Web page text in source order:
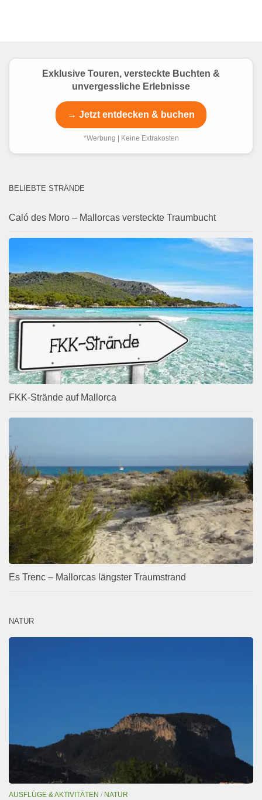
Exklusive Touren, versteckte Buchten &
unvergessliche Erlebnisse
→ Jetzt entdecken & buchen
*Werbung | Keine Extrakosten
BELIEBTE STRÄNDE
Caló des Moro – Mallorcas versteckte Traumbucht
FKK-Strände auf Mallorca
Es Trenc – Mallorcas längster Traumstrand
NATUR
AUSFLÜGE & AKTIVITÄTEN / NATUR